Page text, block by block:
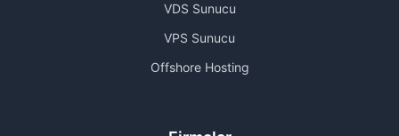
VDS Sunucu
VPS Sunucu
Offshore Hosting